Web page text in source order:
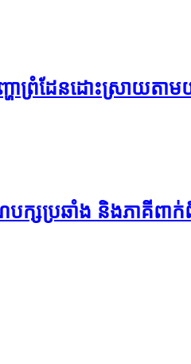
ព្រំដែន​ដោះស្រាយ​តាម​យ
បក្ស​ប្រឆាំង និងភាគីពា